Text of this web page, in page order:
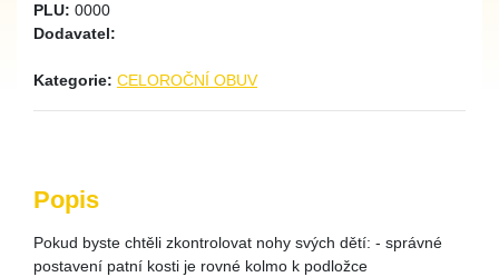
PLU: 0000
Dodavatel:
Kategorie: CELOROČNÍ OBUV
Popis
Pokud byste chtěli zkontrolovat nohy svých dětí: - správné
postavení patní kosti je rovné kolmo k podložce